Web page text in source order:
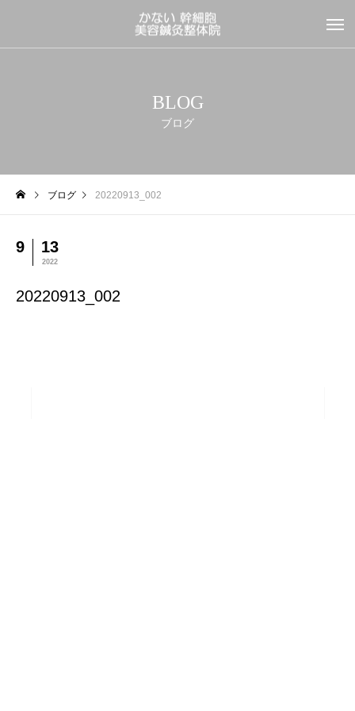
BLOG
ブログ
ブログ 20220913_002
9 13
2022
20220913_002